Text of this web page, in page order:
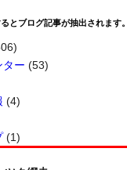
とブログ記事が抽出されます。
ター (53)
(4)
(1)